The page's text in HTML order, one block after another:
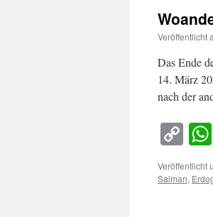
Veröffentlicht
Das Ende
14. März
nach der
Veröffentlicht
Salman,